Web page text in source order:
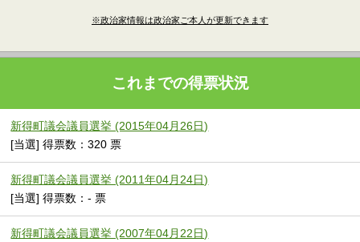
※政治家情報は政治家ご本人が更新できます
これまでの得票状況
新得町議会議員選挙 (2015年04月26日)
[当選] 得票数：320 票
新得町議会議員選挙 (2011年04月24日)
[当選] 得票数：- 票
新得町議会議員選挙 (2007年04月22日)